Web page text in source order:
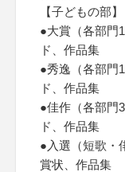
【子どもの部】
●大賞（各部門
ド、作品集
●秀逸（各部門
ド、作品集
●佳作（各部門
ド、作品集
●入選（短歌・
賞状、作品集